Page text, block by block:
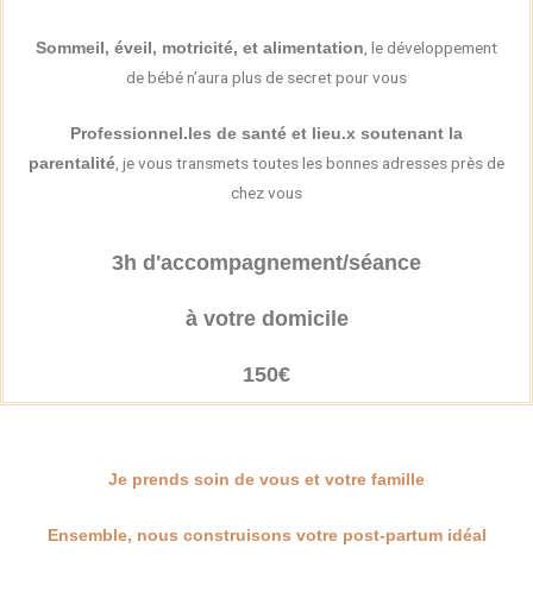
Sommeil, éveil, motricité, et alimentation, le développement
de bébé n’aura plus de secret pour vous
Professionnel.les de santé et lieu.x soutenant la
parentalité, je vous transmets toutes les bonnes adresses près de
chez vous
3h d'accompagnement/séance
à votre domicile
150€
Je prends soin de vous et votre famille
Ensemble, nous construisons votre post-partum idéal